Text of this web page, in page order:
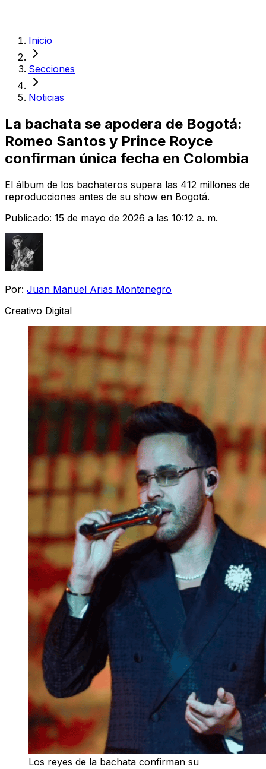
Inicio
Secciones
Noticias
La bachata se apodera de Bogotá:
Romeo Santos y Prince Royce
confirman única fecha en Colombia
El álbum de los bachateros supera las 412 millones de
reproducciones antes de su show en Bogotá.
Publicado: 15 de mayo de 2026 a las 10:12 a. m.
Por: Juan Manuel Arias Montenegro
Creativo Digital
Los reyes de la bachata confirman su